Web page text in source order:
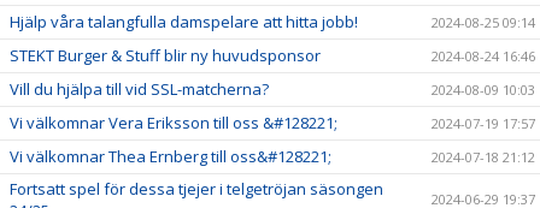
Hjälp våra talangfulla damspelare att hitta jobb! 2024-08-25 09:14
STEKT Burger & Stuff blir ny huvudsponsor 2024-08-24 16:46
Vill du hjälpa till vid SSL-matcherna? 2024-08-09 10:03
Vi välkomnar Vera Eriksson till oss &#128221; 2024-07-19 17:57
Vi välkomnar Thea Ernberg till oss&#128221; 2024-07-18 21:12
Fortsatt spel för dessa tjejer i telgetröjan säsongen
2024-06-29 19:37